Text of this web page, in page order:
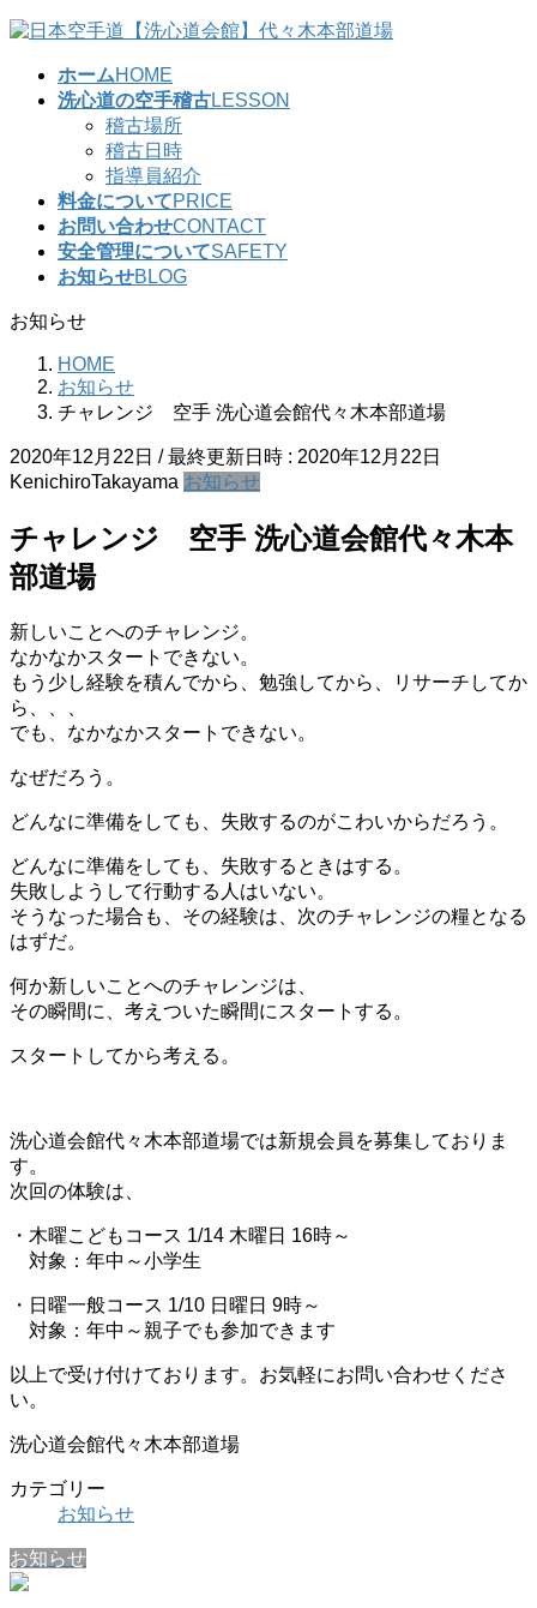
コ
ナ
ホームHOME
洗心道の空手稽古LESSON
稽古場所
稽古日時
指導員紹介
料金についてPRICE
お問い合わせCONTACT
安全管理についてSAFETY
お知らせBLOG
お知らせ
HOME
お知らせ
チャレンジ 空手 洗心道会館代々木本部道場
2020年12月22日 / 最終更新日時 : 2020年12月22日
KenichiroTakayama お知らせ
チャレンジ 空手 洗心道会館代々木本
部道場
新しいことへのチャレンジ。
なかなかスタートできない。
もう少し経験を積んでから、勉強してから、リサーチしてか
ら、、、
でも、なかなかスタートできない。
なぜだろう。
どんなに準備をしても、失敗するのがこわいからだろう。
どんなに準備をしても、失敗するときはする。
失敗しようして行動する人はいない。
そうなった場合も、その経験は、次のチャレンジの糧となる
はずだ。
何か新しいことへのチャレンジは、
その瞬間に、考えついた瞬間にスタートする。
スタートしてから考える。
洗心道会館代々木本部道場では新規会員を募集しておりま
す。
次回の体験は、
・木曜こどもコース 1/14 木曜日 16時～
対象：年中～小学生
・日曜一般コース 1/10 日曜日 9時～
対象：年中～親子でも参加できます
以上で受け付けております。お気軽にお問い合わせくださ
い。
洗心道会館代々木本部道場
カテゴリー
お知らせ
お知らせ